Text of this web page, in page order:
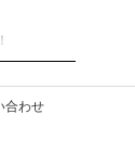
合わせ